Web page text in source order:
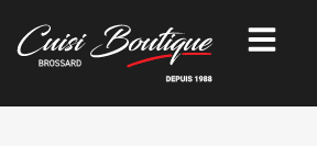
contenu